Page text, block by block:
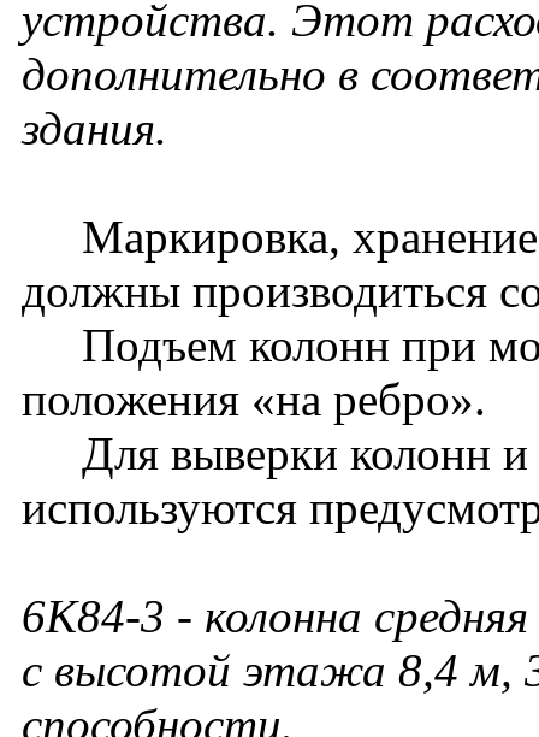
устройства. Этот
дополнительно в
здания.
Маркировка,
должны производиться
Подъем колонн при
положения «на ребро».
Для выверки колонн
используются
6К84-3 - колонна
с высотой этажа 8,4 м,
способности.